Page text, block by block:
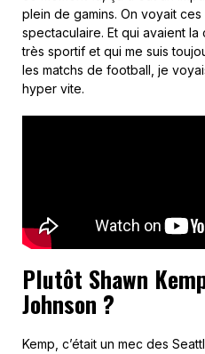
plein de gamins. On voyait
spectaculaire. Et qui avaient la
très sportif et qui me suis
les matchs de football, je
hyper vite.
Plutôt Shawn
Johnson ?
Kemp, c’était un mec des